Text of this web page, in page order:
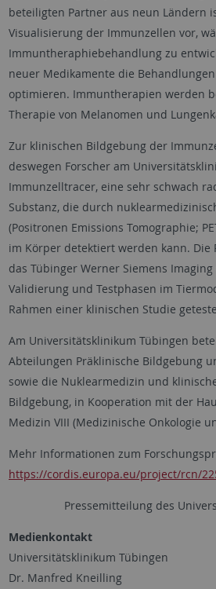
beteiligten Partner aus neun Ländern
Visualisierung der Immunzellen vor,
Immuntheraphiebehandlung zu
neuer Medikamente die
optimieren. Immuntherapien werden
Therapie von Melanomen und
Zur klinischen Bildgebung der
deswegen Forscher am
Immunzelltracer, eine sehr schwach
Substanz, die durch
(Positronen Emissions Tomographie;
im Körper detektiert werden kann.
das Tübinger Werner Siemens
Validierung und Testphasen im
Rahmen einer klinischen Studie
Am Universitätsklinikum Tübingen
Abteilungen Präklinische Bildgebung
sowie die Nuklearmedizin und
Bildgebung, in Kooperation mit der
Medizin VIII (Medizinische Onkologie
Mehr Informationen zum
https://cordis.europa.eu/project/rcn/
Pressemitteilung des
Medienkontakt
Universitätsklinikum Tübingen
Dr. Manfred Kneilling